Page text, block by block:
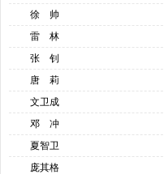
徐 帅
雷 林
张 钊
唐 莉
文卫成
邓 冲
夏智卫
庞其格